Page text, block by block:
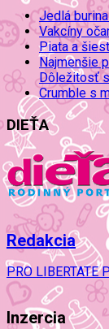
Jedlá
Vakcíny
Piata a
Najmenšie
Dôležitosť
Crumble s
DIEŤA
Redakcia
PRO LIBERTATE
Inzercia